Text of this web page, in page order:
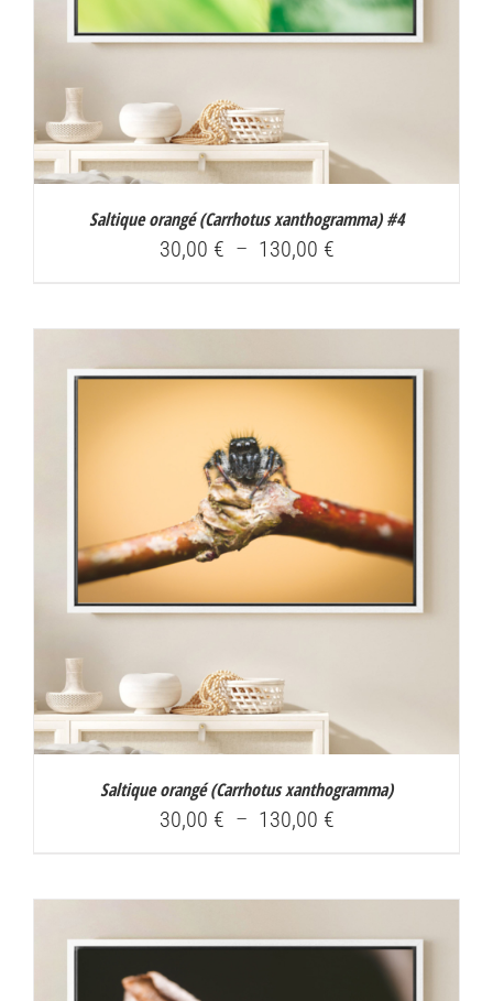
Saltique orangé (Carrhotus xanthogramma) #4
30,00 € – 130,00 €Plage
à
Saltique orangé (Carrhotus xanthogramma)
30,00 € – 130,00 €Plage
à
130,00 €